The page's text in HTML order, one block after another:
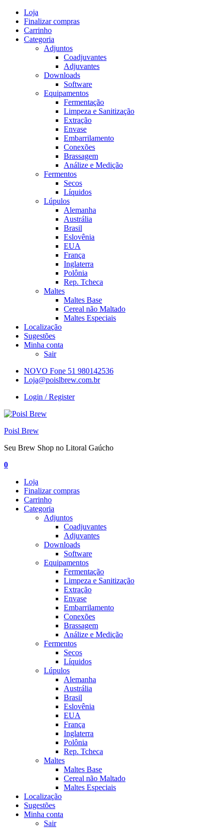
Skip
content
Loja
Finalizar compras
Carrinho
Categoria
Adjuntos
Coadjuvantes
Adjuvantes
Downloads
Software
Equipamentos
Fermentação
Limpeza e Sanitização
Extração
Envase
Embarrilamento
Conexões
Brassagem
Análize e Medição
Fermentos
Secos
Líquidos
Lúpulos
Alemanha
Austrália
Brasil
Eslovênia
EUA
França
Inglaterra
Polônia
Rep. Tcheca
Maltes
Maltes Base
Cereal não Maltado
Maltes Especiais
Localização
Sugestões
Minha conta
Sair
NOVO Fone 51 980142536
Loja@poislbrew.com.br
Login / Register
Poisl Brew
Seu Brew Shop no Litoral Gaúcho
0
Loja
Finalizar compras
Carrinho
Categoria
Adjuntos
Coadjuvantes
Adjuvantes
Downloads
Software
Equipamentos
Fermentação
Limpeza e Sanitização
Extração
Envase
Embarrilamento
Conexões
Brassagem
Análize e Medição
Fermentos
Secos
Líquidos
Lúpulos
Alemanha
Austrália
Brasil
Eslovênia
EUA
França
Inglaterra
Polônia
Rep. Tcheca
Maltes
Maltes Base
Cereal não Maltado
Maltes Especiais
Localização
Sugestões
Minha conta
Sair